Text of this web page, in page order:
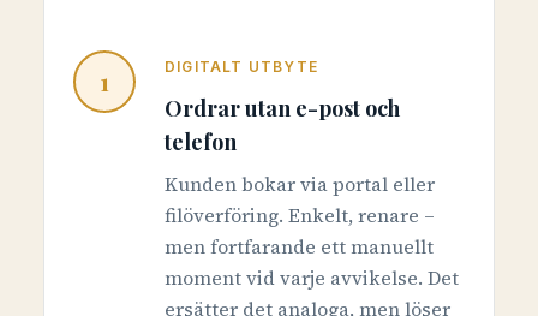
1 DIGITALT UTBYTE
Ordrar utan e-post och
telefon
Kunden bokar via portal eller
filöverföring. Enkelt, renare –
men fortfarande ett manuellt
moment vid varje avvikelse. Det
ersätter det analoga, men löser